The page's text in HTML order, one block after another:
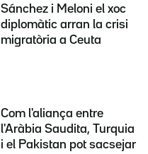
Sánchez i Meloni el xoc
diplomàtic arran la crisi
migratòria a Ceuta
Com l'aliança entre
l'Aràbia Saudita, Turquia
i el Pakistan pot sacsejar